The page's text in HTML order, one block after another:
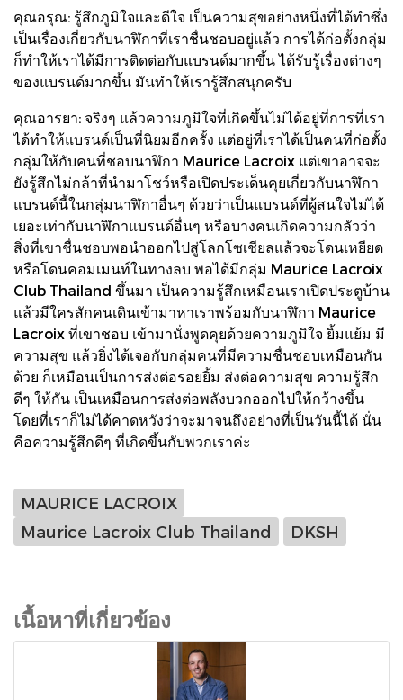
คุณอรุณ: รู้สึกภูมิใจและดีใจ เป็นความสุขอย่างหนึ่งที่ได้ทำซึ่ง
เป็นเรื่องเกี่ยวกับนาฬิกาที่เราชื่นชอบอยู่แล้ว การได้ก่อตั้งกลุ่ม
ก็ทำให้เราได้มีการติดต่อกับแบรนด์มากขึ้น ได้รับรู้เรื่องต่างๆ
ของแบรนด์มากขึ้น มันทำให้เรารู้สึกสนุกครับ
คุณอารยา: จริงๆ แล้วความภูมิใจที่เกิดขึ้นไม่ได้อยู่ที่การที่เรา
ได้ทำให้แบรนด์เป็นที่นิยมอีกครั้ง แต่อยู่ที่เราได้เป็นคนที่ก่อตั้ง
กลุ่มให้กับคนที่ชอบนาฬิกา Maurice Lacroix แต่เขาอาจจะ
ยังรู้สึกไม่กล้าที่นำมาโชว์หรือเปิดประเด็นคุยเกี่ยวกับนาฬิกา
แบรนด์นี้ในกลุ่มนาฬิกาอื่นๆ ด้วยว่าเป็นแบรนด์ที่ผู้สนใจไม่ได้
เยอะเท่ากับนาฬิกาแบรนด์อื่นๆ หรือบางคนเกิดความกลัวว่า
สิ่งที่เขาชื่นชอบพอนำออกไปสู่โลกโซเชียลแล้วจะโดนเหยียด
หรือโดนคอมเมนท์ในทางลบ พอได้มีกลุ่ม Maurice Lacroix
Club Thailand ขึ้นมา เป็นความรู้สึกเหมือนเราเปิดประตูบ้าน
แล้วมีใครสักคนเดินเข้ามาหาเราพร้อมกับนาฬิกา Maurice
Lacroix ที่เขาชอบ เข้ามานั่งพูดคุยด้วยความภูมิใจ ยิ้มแย้ม มี
ความสุข แล้วยิ่งได้เจอกับกลุ่มคนที่มีความชื่นชอบเหมือนกัน
ด้วย ก็เหมือนเป็นการส่งต่อรอยยิ้ม ส่งต่อความสุข ความรู้สึก
ดีๆ ให้กัน เป็นเหมือนการส่งต่อพลังบวกออกไปให้กว้างขึ้น
โดยที่เราก็ไม่ได้คาดหวังว่าจะมาจนถึงอย่างที่เป็นวันนี้ได้ นั่น
คือความรู้สึกดีๆ ที่เกิดขึ้นกับพวกเราค่ะ
MAURICE LACROIX
Maurice Lacroix Club Thailand
DKSH
เนื้อหาที่เกี่ยวข้อง